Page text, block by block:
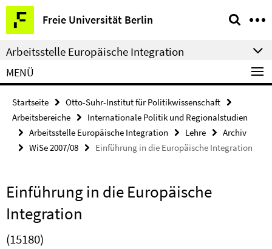
Springe
direkt
zu
Inhalt
Freie Universität Berlin
Service-
Navigation
Arbeitsstelle Europäische Integration
MENÜ
Startseite
Otto-Suhr-Institut für Politikwissenschaft
Arbeitsbereiche
Internationale Politik und Regionalstudien
Arbeitsstelle Europäische Integration
Lehre
Archiv
WiSe 2007/08
Einführung in die Europäische Integration
Einführung in die Europäische
Integration
(15180)